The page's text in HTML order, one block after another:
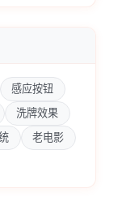
感应按钮
洗牌效果
老电影